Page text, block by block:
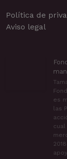
Política de
Aviso legal
es
las